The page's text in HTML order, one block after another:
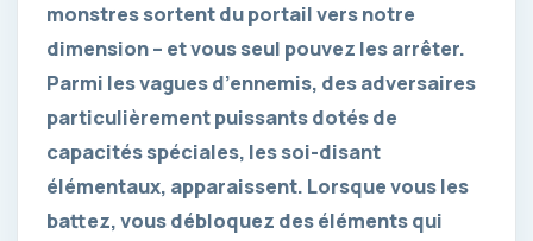
monstres sortent du portail vers notre
dimension – et vous seul pouvez les arrêter.
Parmi les vagues d’ennemis, des adversaires
particulièrement puissants dotés de
capacités spéciales, les soi-disant
élémentaux, apparaissent. Lorsque vous les
battez, vous débloquez des éléments qui